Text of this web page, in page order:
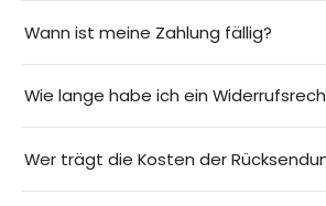
Wann ist meine Zahlung fällig?
Wie lange habe ich ein
Wer trägt die Kosten der